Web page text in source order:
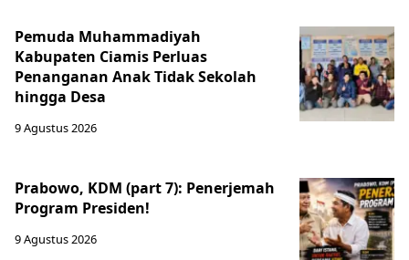
Pemuda Muhammadiyah
Kabupaten Ciamis Perluas
Penanganan Anak Tidak Sekolah
hingga Desa
9 Agustus 2026
Prabowo, KDM (part 7): Penerjemah
Program Presiden!
9 Agustus 2026